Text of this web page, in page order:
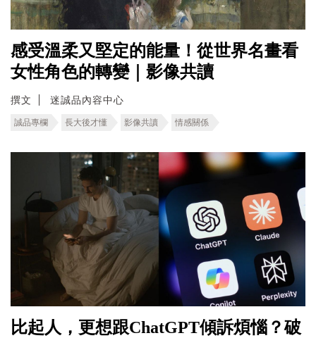
感受溫柔又堅定的能量！從世界名畫看
女性角色的轉變｜影像共讀
撰文 迷誠品內容中心
誠品專欄 長大後才懂 影像共讀 情感關係
比起人，更想跟ChatGPT傾訴煩惱？破